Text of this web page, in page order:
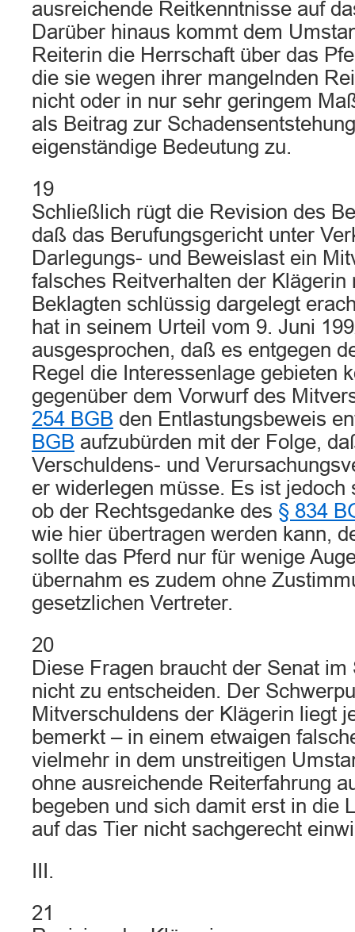
ausreichende Reitkenntnisse auf
Darüber hinaus kommt dem
Reiterin die Herrschaft über das
die sie wegen ihrer mangelnden
nicht oder in nur sehr geringem
als Beitrag zur
eigenständige Bedeutung zu.
19
Schließlich rügt die Revision des
daß das Berufungsgericht unter
Darlegungs- und Beweislast ein
falsches Reitverhalten der Klägerin
Beklagten schlüssig dargelegt
hat in seinem Urteil vom 9. Juni
ausgesprochen, daß es entgegen
Regel die Interessenlage gebieten
gegenüber dem Vorwurf des
254 BGB den Entlastungsbeweis
BGB aufzubürden mit der Folge,
Verschuldens- und
er widerlegen müsse. Es ist jedoch
ob der Rechtsgedanke des § 834
wie hier übertragen werden kann,
sollte das Pferd nur für wenige
übernahm es zudem ohne
gesetzlichen Vertreter.
20
Diese Fragen braucht der Senat
nicht zu entscheiden. Der
Mitverschuldens der Klägerin liegt
bemerkt – in einem etwaigen
vielmehr in dem unstreitigen
ohne ausreichende Reiterfahrung
begeben und sich damit erst in die
auf das Tier nicht sachgerecht
III.
21